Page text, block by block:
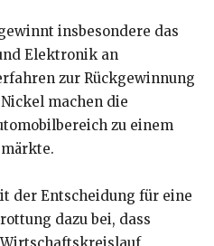
insbesondere das
Elektronik an
zur Rückgewinnung
machen die
zu einem
der Entscheidung für eine
dazu bei, dass